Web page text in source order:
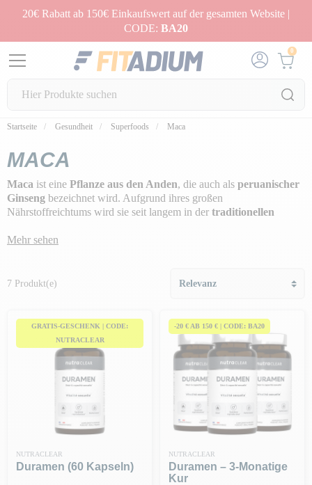
20€ Rabatt ab 150€ Einkaufswert auf der gesamten Website |
CODE: BA20
0
Startseite Gesundheit Superfoods Maca
MACA
Maca ist eine Pflanze aus den Anden, die auch als peruanischer
Ginseng bezeichnet wird. Aufgrund ihres großen
Nährstoffreichtums wird sie seit langem in der traditionellen
auch zurBekämpfung von Krankheiten und Schmerzen
Mehr sehen
7 Produkt(e)
GRATIS-GESCHENK | CODE:
NUTRACLEAR
NUTRACLEAR
Duramen (60 Kapseln)
-20 € AB 150 € | CODE: BA20
NUTRACLEAR
Duramen – 3-Monatige
Kur